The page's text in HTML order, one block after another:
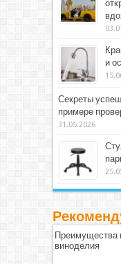
и
Секреты
примере
31.05.2026
Преимущества
виноделия